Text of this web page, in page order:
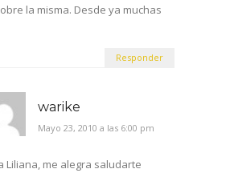
la misma. Desde ya muchas
Responder
warike
Mayo 23, 2010 a las 6:00 pm
Liliana, me alegra saludarte